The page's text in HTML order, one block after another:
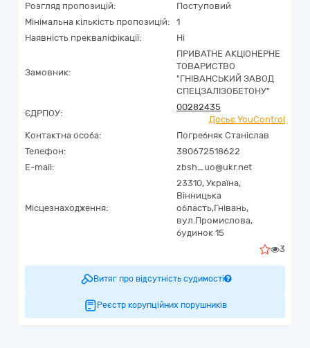
Розгляд пропозицій:
Поступовий
Мінімальна кількість пропозицій:
1
Наявність прекваліфікації:
Ні
Замовник:
ПРИВАТНЕ АКЦІОНЕРНЕ
ТОВАРИСТВО
"ГНІВАНСЬКИЙ ЗАВОД
СПЕЦЗАЛІЗОБЕТОНУ"
ЄДРПОУ:
00282435
Досьє YouControl
Контактна особа:
Погребняк Станіслав
Телефон:
380672518622
E-mail:
zbsh_uo@ukr.net
Місцезнаходження:
23310, Україна,
Вінницька
область,Гнівань,
вул.Промислова,
будинок 15
3
Витяг про відсутність судимості
Реєстр корупційних порушників